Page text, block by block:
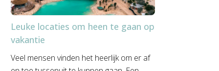
Leuke locaties om heen te gaan op
vakantie
Veel mensen vinden het heerlijk om er af